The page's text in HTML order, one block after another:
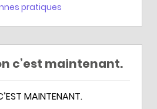
pratiques
c’est maintenant.
MAINTENANT.